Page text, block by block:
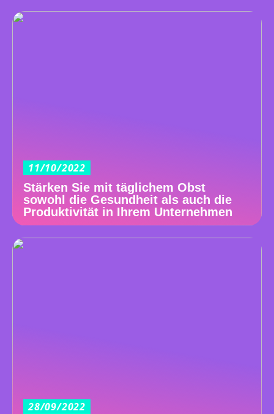
11/10/2022
Stärken Sie mit täglichem Obst
sowohl die Gesundheit als auch die
Produktivität in Ihrem Unternehmen
28/09/2022